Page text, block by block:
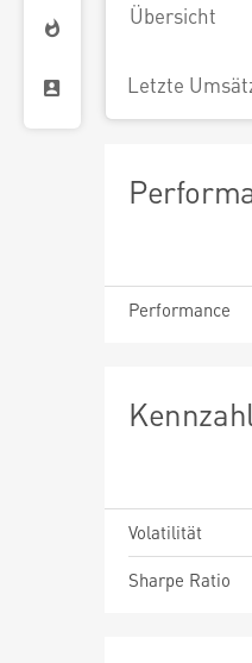
Übersicht
Letzte
Performance
Volatilität
Sharpe Ratio